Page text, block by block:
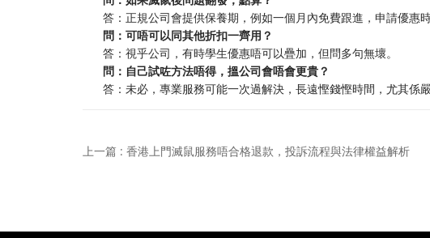
答：正規公司會提供保養期，例如一個月內免費跟進，申請優惠時
問：可唔可以同其他折扣一齊用？
答：視乎公司，有時學生優惠唔可以疊加，但問多句無壞。
問：自己試咗方法唔得，搵公司會唔會更貴？
答：未必，專業服務可能一次過解決，長遠慳錢慳時間，尤其係嚴
上一篇 : 香港上門滅鼠服務唔合格退款，投訴流程與法律權益解析